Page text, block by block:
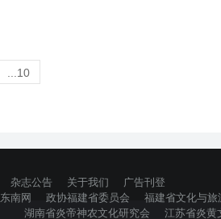
...10
杂志公告 关于我们
广告刊登
东南网 政协福建省委员会 福建省文化与旅
湖南省炎帝神农文化研究会
江苏省炎黄